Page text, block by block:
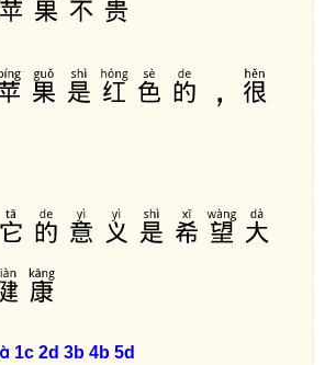
果是红色的，很
的意义是希望大
康
1c 2d 3b 4b 5d